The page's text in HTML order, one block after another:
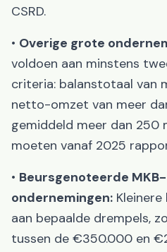
CSRD.
• Overige grote
voldoen aan minstens
criteria: balanstotaal van
netto-omzet van meer
gemiddeld meer dan 250
moeten vanaf 2025
• Beursgenoteerde MKB-
ondernemingen:
aan bepaalde drempels,
tussen de €350.000 en